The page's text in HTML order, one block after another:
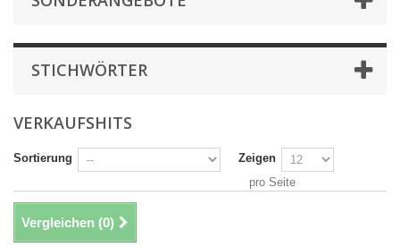
STICHWÖRTER
VERKAUFSHITS
Sortierung
Zeigen
pro Seite
Vergleichen (0)